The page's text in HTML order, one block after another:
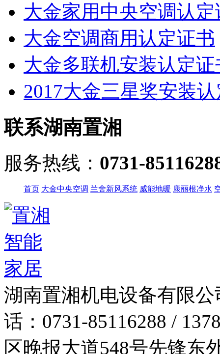
大金家用中央空调认定
大金空调商用认定证书
大金多联机安装认定证
2017大金三星奖安装
联系湖南置湘
服务热线： 0731-
首页 大金中央空调 兰舍新风系统 威能地暖 康丽根净水
湖南置湘机电设备有限公
话：0731-85116288 /
区晚报大道548号先锋东